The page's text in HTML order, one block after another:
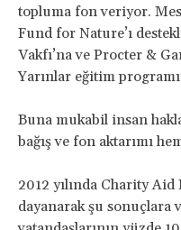
topluma fon veriyor.
Fund for Nature’ı
Vakfı’na ve Procter &
Yarınlar eğitim
Buna mukabil insan
bağış ve fon aktarımı
2012 yılında Charity
dayanarak şu sonuçlara